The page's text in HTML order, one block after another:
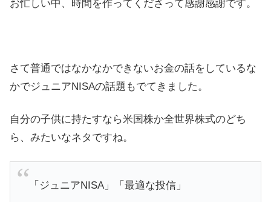
お忙しい中、時間を作ってくださって感謝感謝です。
さて普通ではなかなかできないお金の話をしているな
かでジュニアNISAの話題もでてきました。
自分の子供に持たすなら米国株か全世界株式のどち
ら、みたいなネタですね。
「ジュニアNISA」「最適な投信」